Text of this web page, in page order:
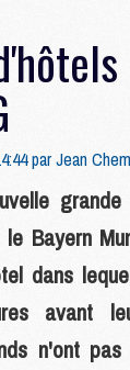
parJean
Bayern
dans
avant
n'ont